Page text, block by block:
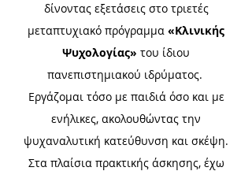
δίνοντας εξετάσεις στο τριετές
μεταπτυχιακό πρόγραμμα «Κλινικής
Ψυχολογίας» του ίδιου
πανεπιστημιακού ιδρύματος.
Εργάζομαι τόσο με παιδιά όσο και με
ενήλικες, ακολουθώντας την
ψυχαναλυτική κατεύθυνση και σκέψη.
Στα πλαίσια πρακτικής άσκησης, έχω